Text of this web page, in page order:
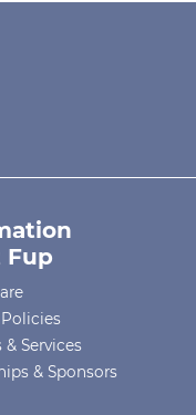
Fup
Services
& Sponsors